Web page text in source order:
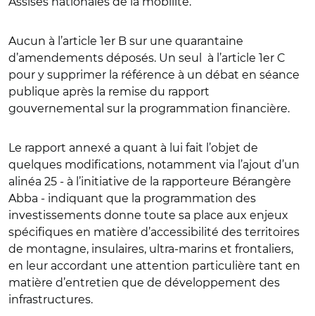
Aucun à l’article 1er B sur une quarantaine
d’amendements déposés. Un seul à l’article 1er C
pour y supprimer la référence à un débat en séance
publique après la remise du rapport
gouvernemental sur la programmation financière.
Le rapport annexé a quant à lui fait l’objet de
quelques modifications, notamment via l’ajout d’un
alinéa 25 - à l’initiative de la rapporteure Bérangère
Abba - indiquant que la programmation des
investissements donne toute sa place aux enjeux
spécifiques en matière d’accessibilité des territoires
de montagne, insulaires, ultra-marins et frontaliers,
en leur accordant une attention particulière tant en
matière d’entretien que de développement des
infrastructures.